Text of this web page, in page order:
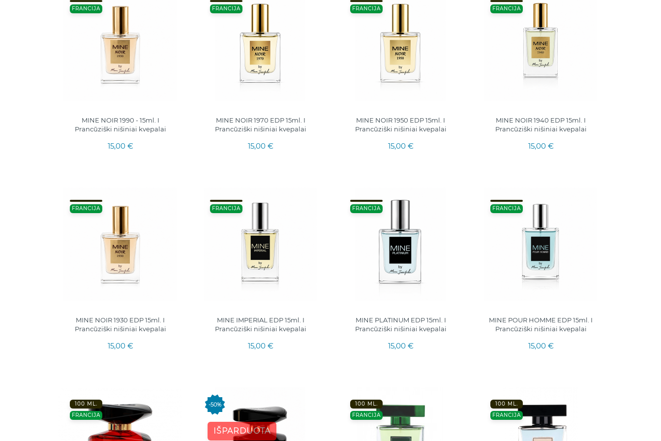
FRANCIJA
MINE NOIR 1990 - 15ml. I
Prancūziški nišiniai kvepalai
15,00 €
FRANCIJA
MINE NOIR 1970 EDP 15ml. I
Prancūziški nišiniai kvepalai
15,00 €
FRANCIJA
MINE NOIR 1950 EDP 15ml. I
Prancūziški nišiniai kvepalai
15,00 €
FRANCIJA
MINE NOIR 1940 EDP 15ml. I
Prancūziški nišiniai kvepalai
15,00 €
FRANCIJA
MINE NOIR 1930 EDP 15ml. I
Prancūziški nišiniai kvepalai
15,00 €
FRANCIJA
MINE IMPERIAL EDP 15ml. I
Prancūziški nišiniai kvepalai
15,00 €
FRANCIJA
MINE PLATINUM EDP 15ml. I
Prancūziški nišiniai kvepalai
15,00 €
FRANCIJA
MINE POUR HOMME EDP 15ml. I
Prancūziški nišiniai kvepalai
15,00 €
100 ML.
FRANCIJA
-50%
IŠPARDUOTA
100 ML.
FRANCIJA
100 ML.
FRANCIJA